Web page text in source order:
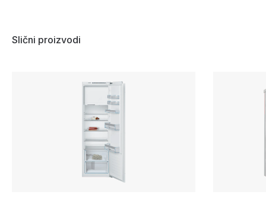
Slični proizvodi